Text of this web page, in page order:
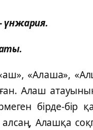
«Алаша»,
Алаш
бірде-
Алашқа